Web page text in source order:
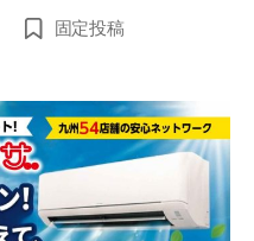
固定投稿